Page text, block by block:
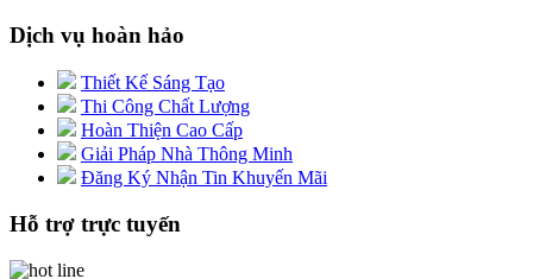
Dịch vụ hoàn hảo
Thiết Kế Sáng Tạo
Thi Công Chất Lượng
Hoàn Thiện Cao Cấp
Giải Pháp Nhà Thông Minh
Đăng Ký Nhận Tin Khuyến Mãi
Hỗ trợ trực tuyến